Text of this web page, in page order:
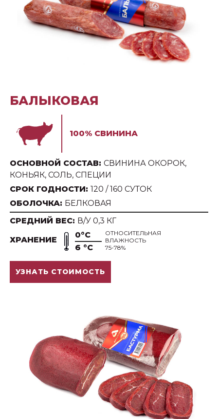
БАЛЫКОВАЯ
100% СВИНИНА
ОСНОВНОЙ СОСТАВ: СВИНИНА ОКОРОК,
КОНЬЯК, СОЛЬ, СПЕЦИИ
СРОК ГОДНОСТИ: 120 / 160 СУТОК
ОБОЛОЧКА: БЕЛКОВАЯ
СРЕДНИЙ ВЕС: В/У 0,3 КГ
ХРАНЕНИЕ
0°С
6 °С
ОТНОСИТЕЛЬНАЯ
ВЛАЖНОСТЬ
75-78%
УЗНАТЬ СТОИМОСТЬ